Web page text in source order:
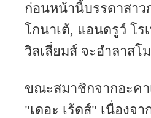
ก่อนหน้านี้บรรดาสาว
โกนาเต้, แอนดรูว์ โร
วิลเลี่ยมส์ จะอำลาสโ
ขณะสมาชิกจากอะค
"เดอะ เร้ดส์" เนื่อง